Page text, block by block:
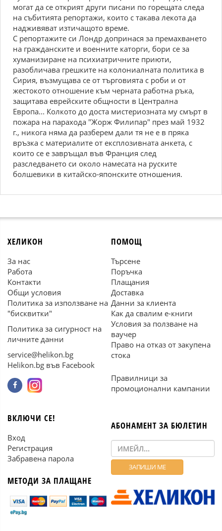
могат да се открият други писани по горещата следа
на събитията репортажи, които с такава лекота да
надживяват изтичащото време.
С репортажите си Лондр допринася за премахването
на гражданските и военните каторги, бори се за
хуманизиране на психиатричните приюти,
разобличава грешките на колониалната политика в
Сирия, възмущава се от търговията с роби и от
жестокото отношение към черната работна ръка,
защитава еврейските общности в Централна
Европа... Колкото до доста мистериозната му смърт в
пожара на парахода "Жорж Филипар" през май 1932
г., никога няма да разберем дали тя не е в пряка
връзка с материалите от експлозивната анкета, с
които се е завръщал във Франция след
разследването си около намесата на руските
болшевики в китайско-японските отношения.
ХЕЛИКОН
За нас
Работа
Контакти
Общи условия
Политика за използване на
"бисквитки"
Политика за сигурност на
личните данни
service@helikon.bg
Helikon.bg във Facebook
ПОМОЩ
Търсене
Поръчка
Плащания
Доставка
Данни за клиента
Как да свалим е-книги
Условия за ползване на
ваучер
Право на отказ от закупена
стока
Правилници за
промоционални кампании
ВКЛЮЧИ СЕ!
Вход
Регистрация
Забравена парола
МЕТОДИ ЗА ПЛАЩАНЕ
АБОНАМЕНТ ЗА БЮЛЕТИН